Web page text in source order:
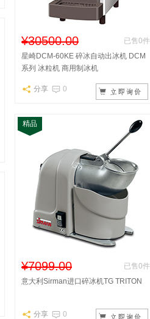
¥30500.00
已售0件
星崎DCM-60KE 碎冰自动出冰机 DCM
系列 冰粒机 商用制冰机
分享 0
精品
¥7099.00
已售0件
意大利Sirman进口碎冰机TG TRITON
分享 0